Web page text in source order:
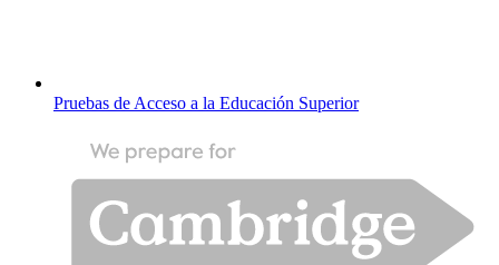
Pruebas de Acceso a la Educación Superior